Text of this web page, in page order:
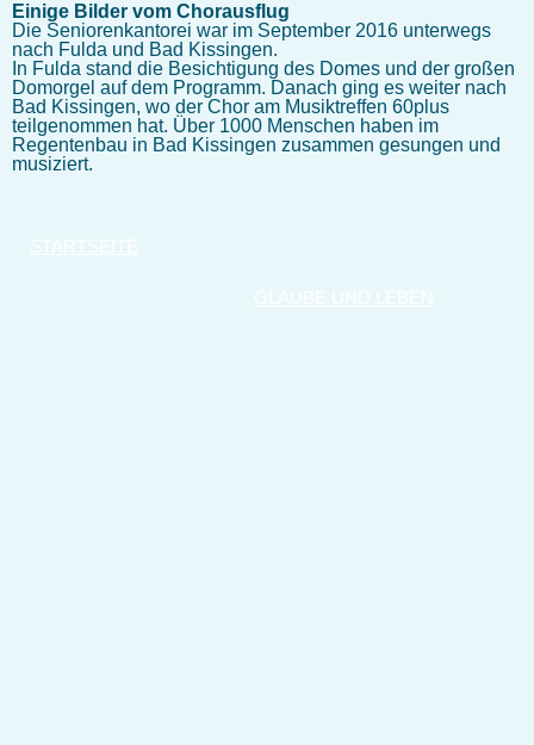
Einige Bilder vom Chorausflug
Die Seniorenkantorei war im September 2016 unterwegs
nach Fulda und Bad Kissingen.
In Fulda stand die Besichtigung des Domes und der großen
Domorgel auf dem Programm. Danach ging es weiter nach
Bad Kissingen, wo der Chor am Musiktreffen 60plus
teilgenommen hat. Über 1000 Menschen haben im
Regentenbau in Bad Kissingen zusammen gesungen und
musiziert.